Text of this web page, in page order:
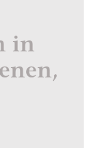
in